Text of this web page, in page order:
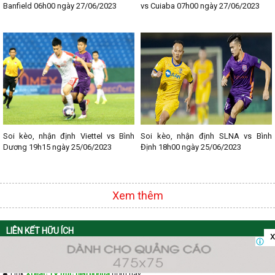
- Lịch thi đấu Bundesliga
- Lịch thi đấu V - League
- Lịch thi đấu Cup C1
Banfield 06h00 ngày 27/06/2023
vs Cuiaba 07h00 ngày 27/06/2023
Soi kèo, nhận định Viettel vs Bình
Dương 19h15 ngày 25/06/2023
Soi kèo, nhận định SLNA vs Bình
Định 18h00 ngày 25/06/2023
Xem thêm
LIÊN KẾT HỮU ÍCH x